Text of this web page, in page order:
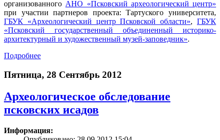
организованного АНО «Псковский археологический центр»
при участии партнеров проекта: Тартуского университета,
ГБУК «Археологический центр Псковской области»,ГБУК
«Псковский государственный объединенный историко-
архитектурный и художественный музей-заповедник».
Подробнее
Пятница, 28 Сентябрь 2012
Археологическое обследование
псковских исадов
Информация: